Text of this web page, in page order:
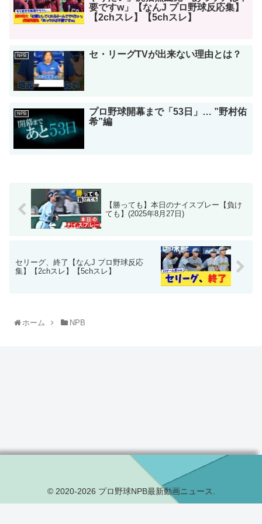
要ですw」【なんJ プロ野球反応集】
【2chスレ】【5chスレ】
NPB セ・リーグTVが出来ない理由とは？
NPB
プロ野球開幕まで「53日」… ”野村佑
希”編
【勝っても】本日のナイスプレー【負け
ても】(2025年8月27日)
セリーグ、終了【なんJ プロ野球反応
集】【2chスレ】【5chスレ】
ホーム NPB
© 2020-2026 プロ野球NPB最新動画ニュース.